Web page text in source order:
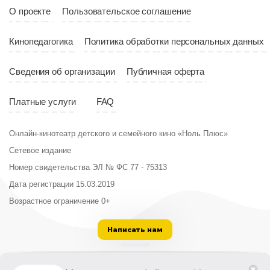
О проекте Пользовательское соглашение
Кинопедагогика Политика обработки персональных данных
Сведения об организации Публичная оферта
Платные услуги FAQ
Онлайн-кинотеатр детского и семейного кино «Ноль Плюс»
Сетевое издание
Номер свидетельства ЭЛ № ФС 77 - 75313
Дата регистрации 15.03.2019
Возрастное ограничение 0+
Написать нам